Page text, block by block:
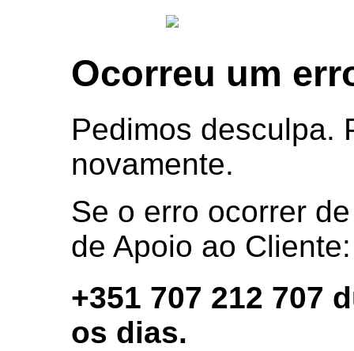
Ocorreu um
Pedimos desculpa.
novamente.
Se o erro ocorrer
de Apoio ao Cliente:
+351 707 212 707
os dias.